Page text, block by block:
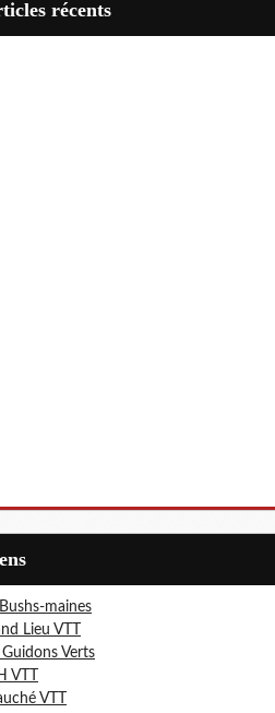
récents
maines
Lieu VTT
Guidons Verts
VTT
VTT